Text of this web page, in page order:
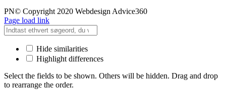
PN© Copyright 2020 Webdesign Advice360
Page load link
Hide similarities
Highlight differences
Select the fields to be shown. Others will be hidden. Drag and drop
to rearrange the order.